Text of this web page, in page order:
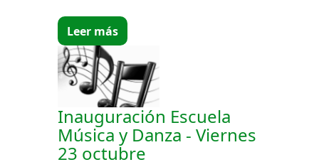
Leer más
Inauguración Escuela
Música y Danza - Viernes
23 octubre